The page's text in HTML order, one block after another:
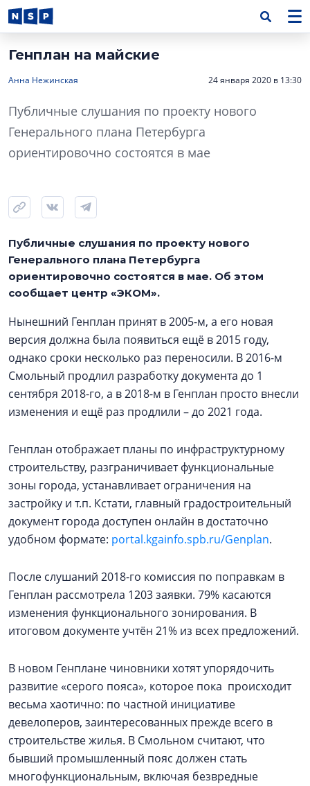
Генплан на майские
Анна Нежинская 24 января 2020 в 13:30
Публичные слушания по проекту нового
Генерального плана Петербурга
ориентировочно состоятся в мае
Публичные слушания по проекту нового
Генерального плана Петербурга
ориентировочно состоятся в мае. Об этом
сообщает центр «ЭКОМ».
Нынешний Генплан принят в 2005-м, а его новая
версия должна была появиться ещё в 2015 году,
однако сроки несколько раз переносили. В 2016-м
Смольный продлил разработку документа до 1
сентября 2018-го, а в 2018-м в Генплан просто внесли
изменения и ещё раз продлили – до 2021 года.
Генплан отображает планы по инфраструктурному
строительству, разграничивает функциональные
зоны города, устанавливает ограничения на
застройку и т.п. Кстати, главный градостроительный
документ города доступен онлайн в достаточно
удобном формате: portal.kgainfo.spb.ru/Genplan.
После слушаний 2018-го комиссия по поправкам в
Генплан рассмотрела 1203 заявки. 79% касаются
изменения функционального зонирования. В
итоговом документе учтён 21% из всех предложений.
В новом Генплане чиновники хотят упорядочить
развитие «серого пояса», которое пока происходит
весьма хаотично: по частной инициативе
девелоперов, заинтересованных прежде всего в
строительстве жилья. В Смольном считают, что
бывший промышленный пояс должен стать
многофункциональным, включая безвредные